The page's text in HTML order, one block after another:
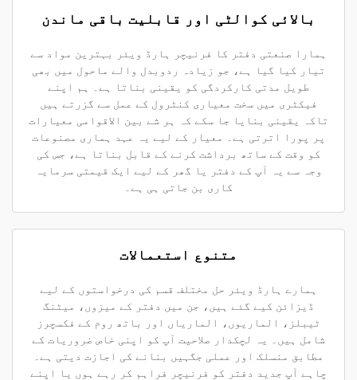
بالائی کوالٹی اور قابلیت باقی ماندن
ہمارا صنعتی دفتر کا فرنیچر ہارڈ ویئر بہترین مواد سے
تیار کیا گیا ہے، جو زیادہ ردوبدل والے ماحول میں بھی
طویل مدتی کارکردگی کو یقینی بناتا ہے۔ ہم اپنے
فیکٹری میں سخت معیاری کنٹرول کے عمل سے گزرتے ہیں
تاکہ یقینی بنایا جا سکے کہ ہر شے بین الاقوامی معیارات
پر پورا اترتی ہے۔ معیار کے لیے یہ عہد ہماری مصنوعات
کو وقت کے ساتھ برداشت کرنے کے قابل بناتا ہے، جس کی
وجہ سے یہ آپ کے دفتر یا گھر کے لیے ایک قیمتی سرمایہ
کاری بن جاتی ہی ہے۔
متنوع استعمالات
ہمارے ہارڈ ویئر حل مختلف قسم کی درخواستوں کے لیے
ڈیزائن کیے گئے ہیں، جن میں دفتر کے میزوں، میٹنگ
ٹیبلز، الماریوں، الماریاں اور باتھ روم کے فکسچرز
شامل ہیں۔ یہ لچکدار صلاحیت آپ کو اپنی خاص ضروریات کے
مطابق منسلک اور عملی جگہیں بنانے کی اجازت دیتی ہے۔
چاہے آپ جدید دفتر کو فرنیچر فراہم کر رہے ہوں یا اپنے